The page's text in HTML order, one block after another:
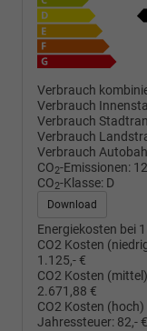
Verbrauch
Verbrauch
Verbrauch
Verbrauch
Verbrauch
CO2-Emissionen:
CO2-Klasse: D
Download
Energiekosten bei
CO2 Kosten
1.125,- €
CO2 Kosten (mittel)
2.671,88 €
CO2 Kosten (hoch)
Jahressteuer: 82,- €